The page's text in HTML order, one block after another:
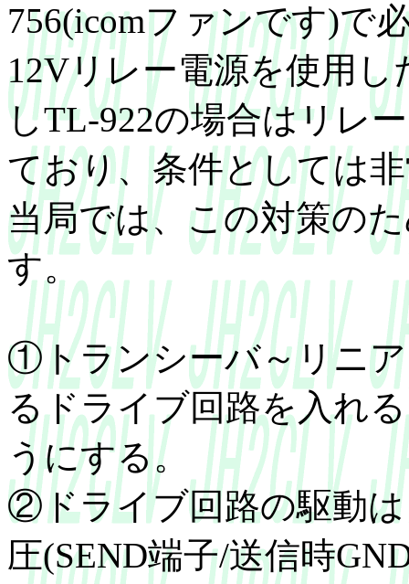
756(icomファンです)で
12Vリレー電源を使用
しTL-922の場合はリレ
ており、条件としては
当局では、この対策の
す。
①トランシーバ～リニ
るドライブ回路を入れ
うにする。
②ドライブ回路の駆動
圧(SEND端子/送信時